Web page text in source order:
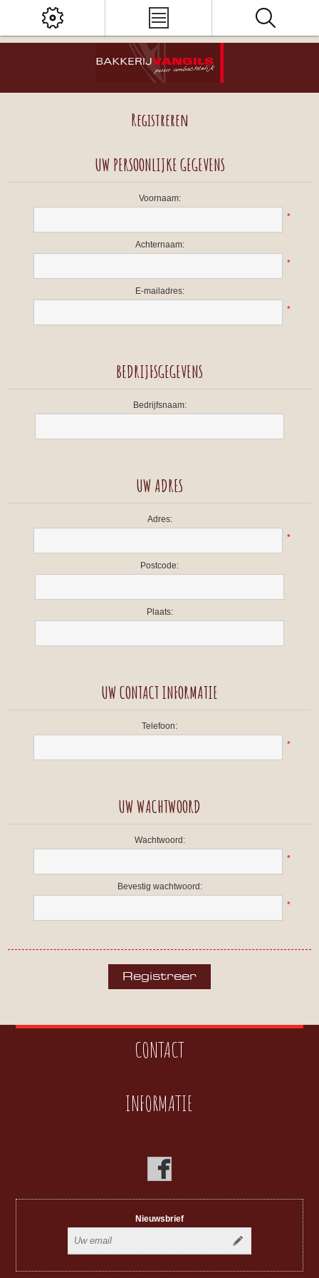
Registreren
UW PERSOONLIJKE GEGEVENS
Voornaam:
*
Achternaam:
*
E-mailadres:
*
BEDRIJFSGEGEVENS
Bedrijfsnaam:
UW ADRES
Adres:
*
Postcode:
Plaats:
UW CONTACT INFORMATIE
Telefoon:
*
UW WACHTWOORD
Wachtwoord:
*
Bevestig wachtwoord:
*
CONTACT
INFORMATIE
Nieuwsbrief